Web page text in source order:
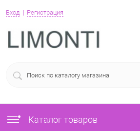
Вход Регистрация
Каталог товаров